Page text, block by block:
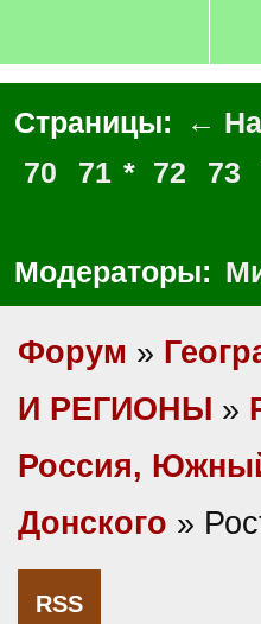
Страницы: ←
70
71 * 72 73
Модераторы:
Форум »
И РЕГИОНЫ »
Россия,
Донского »
RSS